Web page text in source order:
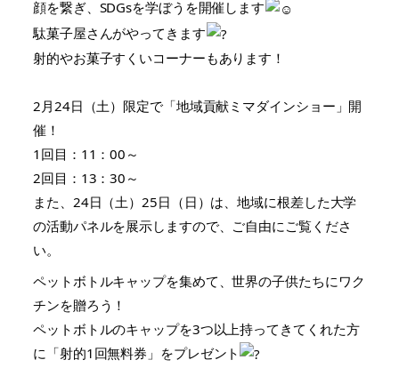
顔を繋ぎ、SDGsを学ぼうを開催します
駄菓子屋さんがやってきます
射的やお菓子すくいコーナーもあります！
2月24日（土）限定で「地域貢献ミマダインショー」開
催！
1回目：11：00～
2回目：13：30～
また、24日（土）25日（日）は、地域に根差した大学
の活動パネルを展示しますので、ご自由にご覧くださ
い。
ペットボトルキャップを集めて、世界の子供たちにワク
チンを贈ろう！
ペットボトルのキャップを3つ以上持ってきてくれた方
に「射的1回無料券」をプレゼント